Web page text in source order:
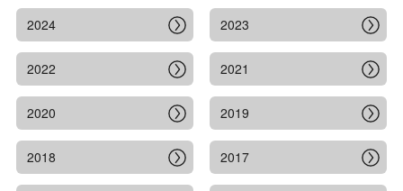
2024 2023
2022 2021
2020 2019
2018 2017